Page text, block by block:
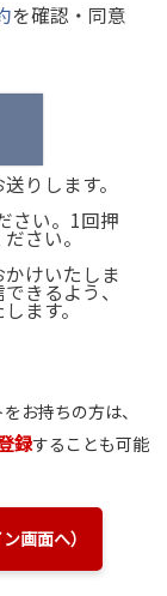
を確認・同意
りします。
さい。1回押
さい。
けいたしま
きるよう、
ます。
お持ちの方は、
録することも可能
画面へ）